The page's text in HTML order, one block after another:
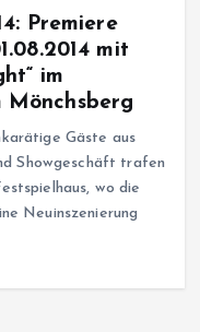
Premiere
mit
im
Gäste aus
Showgeschäft trafen
wo die
Neuinszenierung